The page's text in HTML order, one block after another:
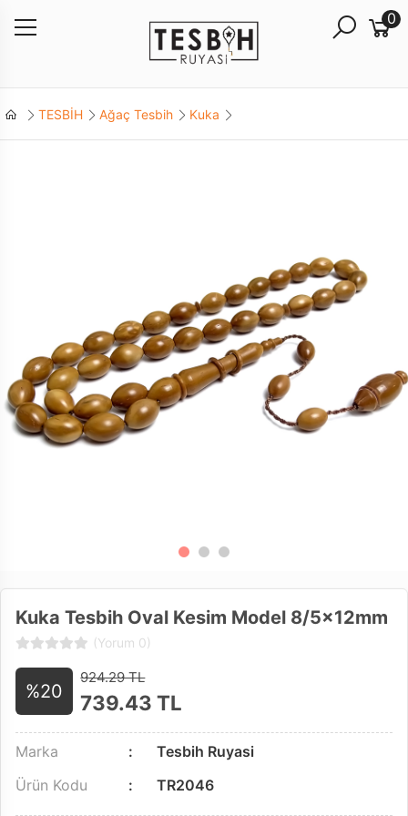
0
TESBİH Ağaç Tesbih Kuka
Kuka Tesbih Oval Kesim Model 8/5x12mm
(Yorum 0)
%20
924.29 TL
739.43 TL
Marka
Tesbih Ruyasi
Ürün Kodu
TR2046